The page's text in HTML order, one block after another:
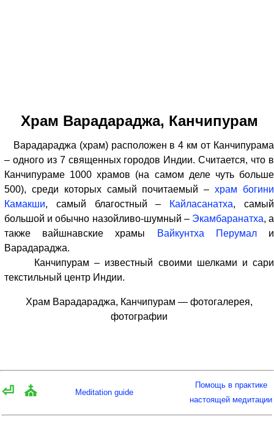
Храм Варадараджа, Канчипурам
Варадараджа (храм) расположен в 4 км от Канчипурама
– одного из 7 священных городов Индии. Считается, что в
Канчипураме 1000 храмов (на самом деле чуть больше
500), среди которых самый почитаемый –храм богини
Камакши, самый благостный – Кайласанатха, самый
большой и обычно назойливо-шумный – Экамбаранатха, а
также вайшнавские храмы
Вайкунтха Перумали
Варадараджа.
Канчипурам – известный своими шелками и сари
текстильный центр Индии.
Храм Варадараджа, Канчипурам — фотогалерея,
фотографии
⏎ ⛪ Meditation guide
Помощь в практике
настоящей медитации